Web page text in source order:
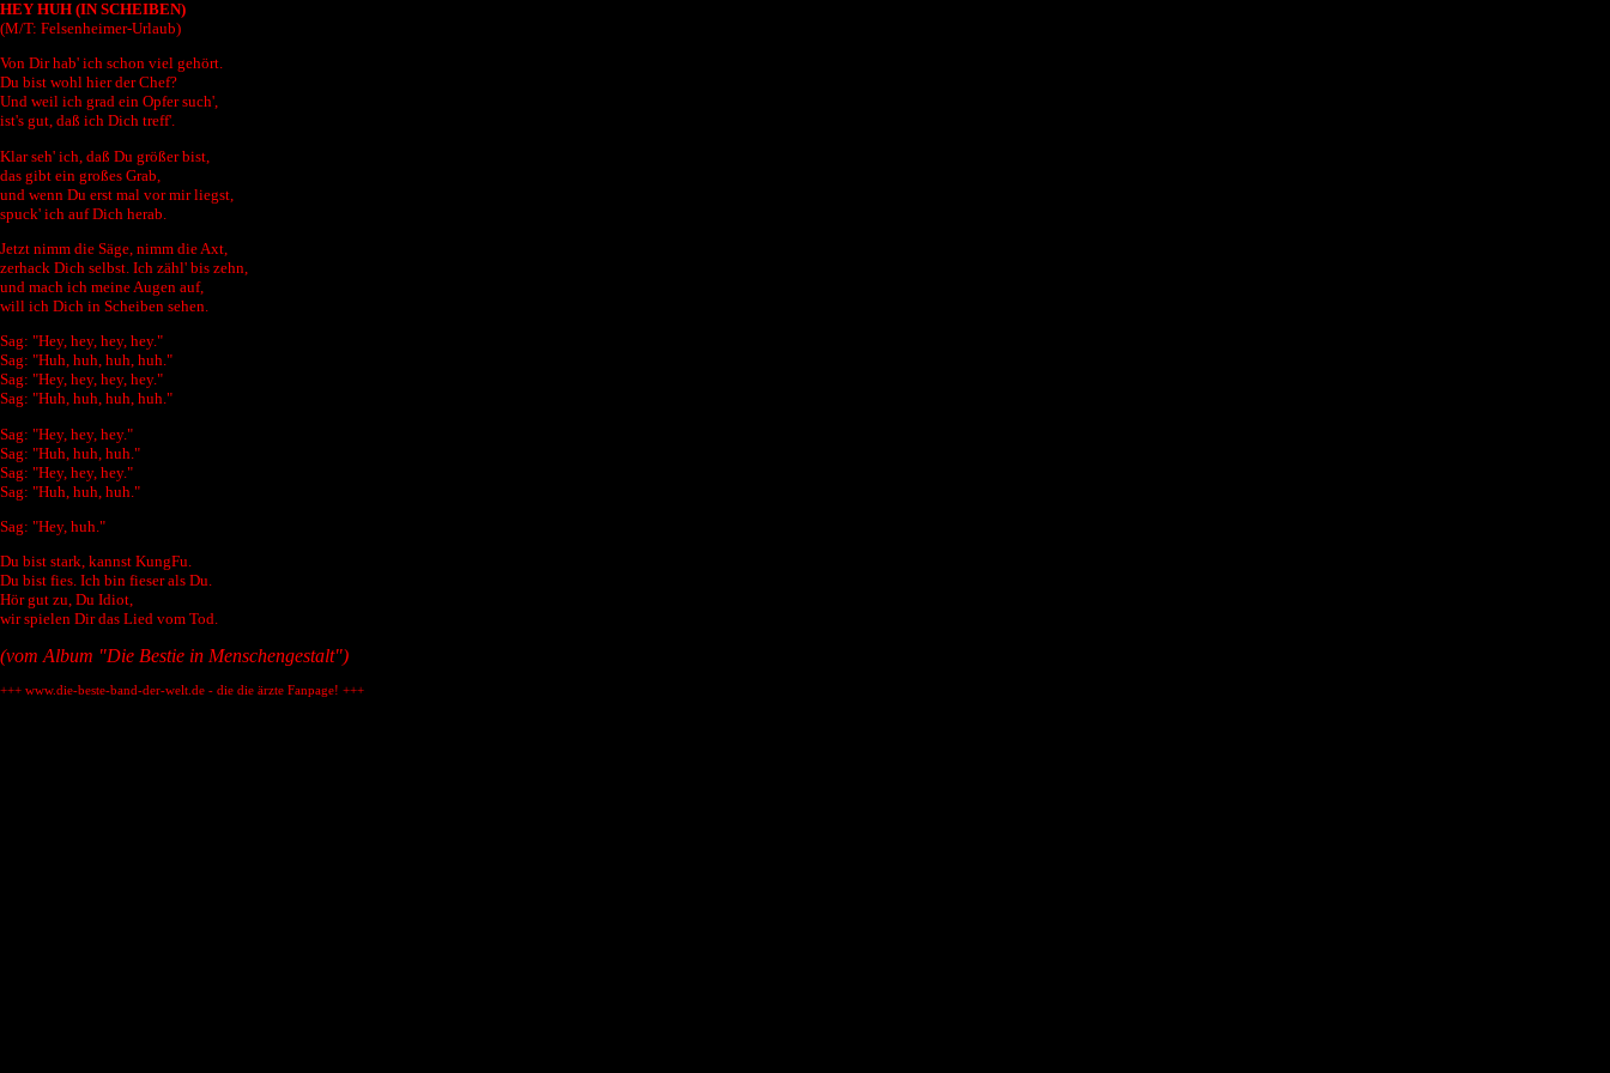
HEY HUH (IN SCHEIBEN)
(M/T: Felsenheimer-Urlaub)
Von Dir hab' ich schon viel gehört.
Du bist wohl hier der Chef?
Und weil ich grad ein Opfer such',
ist's gut, daß ich Dich treff'.
Klar seh' ich, daß Du größer bist,
das gibt ein großes Grab,
und wenn Du erst mal vor mir liegst,
spuck' ich auf Dich herab.
Jetzt nimm die Säge, nimm die Axt,
zerhack Dich selbst. Ich zähl' bis zehn,
und mach ich meine Augen auf,
will ich Dich in Scheiben sehen.
Sag: "Hey, hey, hey, hey."
Sag: "Huh, huh, huh, huh."
Sag: "Hey, hey, hey, hey."
Sag: "Huh, huh, huh, huh."
Sag: "Hey, hey, hey."
Sag: "Huh, huh, huh."
Sag: "Hey, hey, hey."
Sag: "Huh, huh, huh."
Sag: "Hey, huh."
Du bist stark, kannst KungFu.
Du bist fies. Ich bin fieser als Du.
Hör gut zu, Du Idiot,
wir spielen Dir das Lied vom Tod.
(vom Album "Die Bestie in Menschengestalt")
+++ www.die-beste-band-der-welt.de - die die ärzte Fanpage! +++